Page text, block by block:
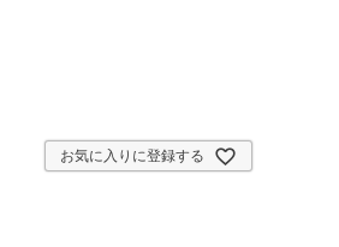
お気に入りに登録する